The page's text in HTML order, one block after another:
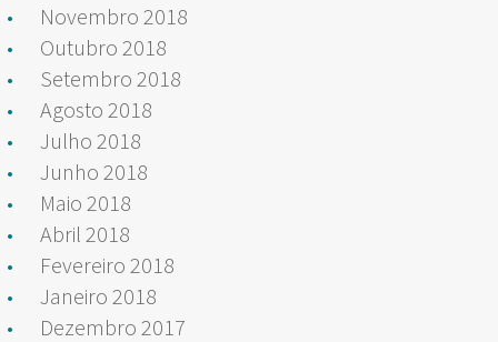
Novembro 2018
Outubro 2018
Setembro 2018
Agosto 2018
Julho 2018
Junho 2018
Maio 2018
Abril 2018
Fevereiro 2018
Janeiro 2018
Dezembro 2017